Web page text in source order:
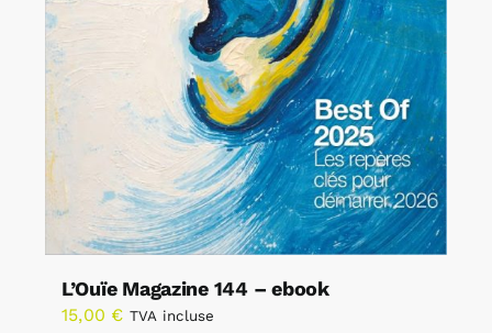
L’Ouïe Magazine 144 – ebook
15,00 € TVA incluse